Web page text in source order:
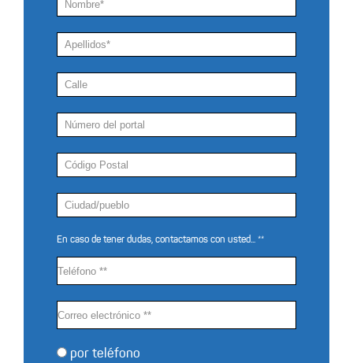
En caso de tener dudas, contactamos con usted... **
por teléfono